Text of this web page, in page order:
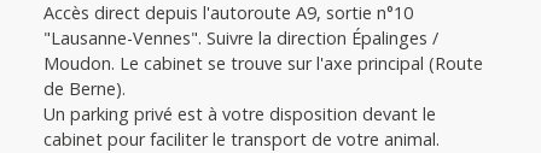
Accès direct depuis l'autoroute A9, sortie n°10
"Lausanne-Vennes". Suivre la direction Épalinges /
Moudon. Le cabinet se trouve sur l'axe principal (Route
de Berne).
Un parking privé est à votre disposition devant le
cabinet pour faciliter le transport de votre animal.